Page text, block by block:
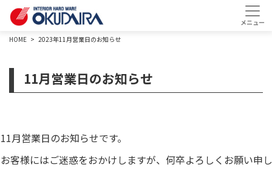
HOME 2023年11月営業日のお知らせ
11月営業日のお知らせ
11月営業日のお知らせです。
お客様にはご迷惑をおかけしますが、何卒よろしくお願い申